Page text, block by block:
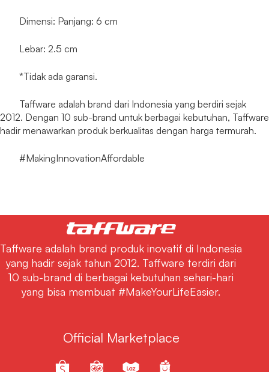
Dimensi: Panjang: 6 cm
Lebar: 2.5 cm
*Tidak ada garansi.
Taffware adalah brand dari Indonesia yang berdiri sejak
2012. Dengan 10 sub-brand untuk berbagai kebutuhan, Taffware
hadir menawarkan produk berkualitas dengan harga termurah.
#MakingInnovationAffordable
Taffware adalah brand produk inovatif di Indonesia
yang hadir sejak tahun 2012. Taffware terdiri dari
10 sub-brand di berbagai kebutuhan sehari-hari
yang bisa membuat #MakeYourLifeEasier.
Official Marketplace